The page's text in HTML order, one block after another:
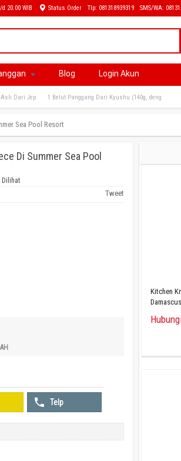
20.00 WIB Status Order Tlp: 081318939319 SMS/WA:
Blog Login Akun
Asli Dari Jep 1 Belut Panggang Dari Kyushu (140g, deng
Sea Pool Resort
Di Summer Sea Pool
Dilihat
Tweet
Telp
Kitchen